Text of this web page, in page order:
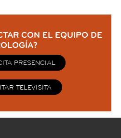
CON EL EQUIPO DE
PRESENCIAL
TELEVISITA